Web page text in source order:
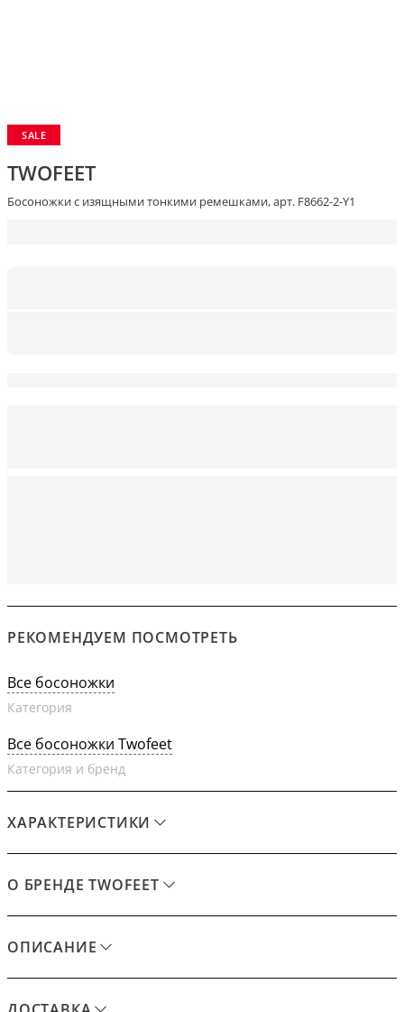
SALE
TWOFEET
Босоножки с изящными тонкими ремешками, арт. F8662-2-Y1
РЕКОМЕНДУЕМ ПОСМОТРЕТЬ
Все босоножки
Категория
Все босоножки Twofeet
Категория и бренд
ХАРАКТЕРИСТИКИ
О БРЕНДЕ TWOFEET
ОПИСАНИЕ